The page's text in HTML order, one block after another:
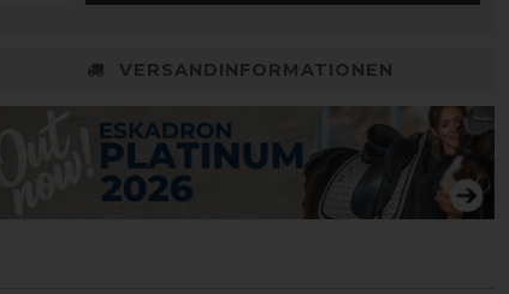
VERSANDINFORMATIONEN